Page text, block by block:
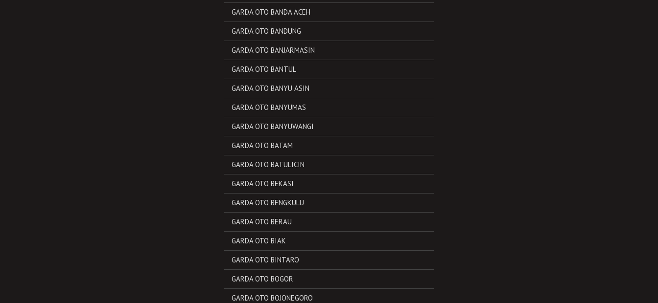
GARDA OTO BANDA ACEH
GARDA OTO BANDUNG
GARDA OTO BANJARMASIN
GARDA OTO BANTUL
GARDA OTO BANYU ASIN
GARDA OTO BANYUMAS
GARDA OTO BANYUWANGI
GARDA OTO BATAM
GARDA OTO BATULICIN
GARDA OTO BEKASI
GARDA OTO BENGKULU
GARDA OTO BERAU
GARDA OTO BIAK
GARDA OTO BINTARO
GARDA OTO BOGOR
GARDA OTO BOJONEGORO